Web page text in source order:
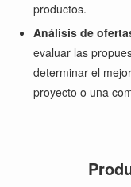
productos.
Análisis de
evaluar las
determinar el
proyecto o una